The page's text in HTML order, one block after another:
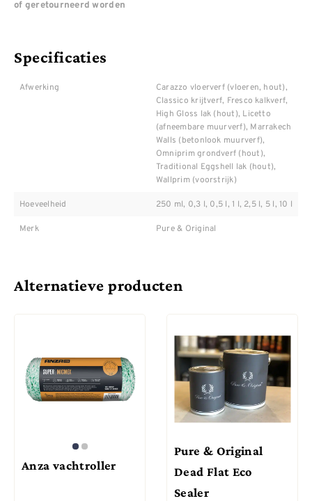
of geretourneerd worden
Specificaties
Afwerking
Carazzo vloerverf (vloeren, hout),
Classico krijtverf, Fresco kalkverf,
High Gloss lak (hout), Licetto
(afneembare muurverf), Marrakech
Walls (betonlook muurverf),
Omniprim grondverf (hout),
Traditional Eggshell lak (hout),
Wallprim (voorstrijk)
Hoeveelheid 250 ml, 0,3 l, 0,5 l, 1 l, 2,5 l, 5 l, 10 l
Merk Pure & Original
Alternatieve producten
Anza vachtroller
Pure & Original
Dead Flat Eco
Sealer